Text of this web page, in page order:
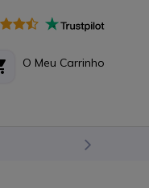
O Meu Carrinho